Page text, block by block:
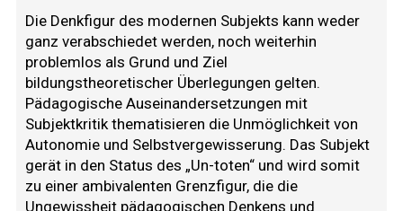
Die Denkfigur des modernen Subjekts kann weder
ganz verabschiedet werden, noch weiterhin
problemlos als Grund und Ziel
bildungstheoretischer Überlegungen gelten.
Pädagogische Auseinandersetzungen mit
Subjektkritik thematisieren die Unmöglichkeit von
Autonomie und Selbstvergewisserung. Das Subjekt
gerät in den Status des „Un-toten“ und wird somit
zu einer ambivalenten Grenzfigur, die die
Ungewissheit pädagogischen Denkens und